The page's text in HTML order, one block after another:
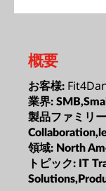
概要
お客様:
業界:
製品ファミリ
領域: North
トピック: IT